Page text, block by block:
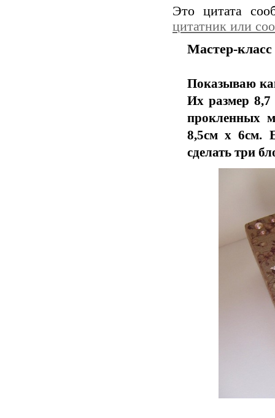
Это цитата
цитатник или
Мастер-
Показываю
Их размер
прокленных
8,5см х 6см.
сделать три